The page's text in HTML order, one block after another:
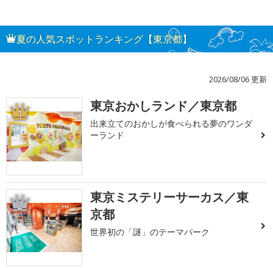
夏の人気スポットランキング【東京都】
2026/08/06 更新
1 東京おかしランド／東京都
出来立てのおかしが食べられる夢のワンダ
ーランド
2
東京ミステリーサーカス／東
京都
世界初の「謎」のテーマパーク